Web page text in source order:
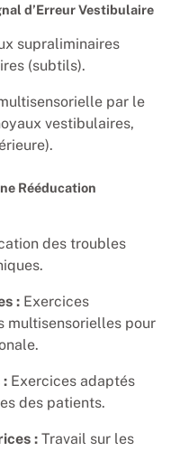
d’Erreur Vestibulaire
supraliminaires
(subtils).
par le
vestibulaires,
Rééducation
des troubles
: Exercices
multisensorielles pour
: Exercices adaptés
des patients.
: Travail sur les